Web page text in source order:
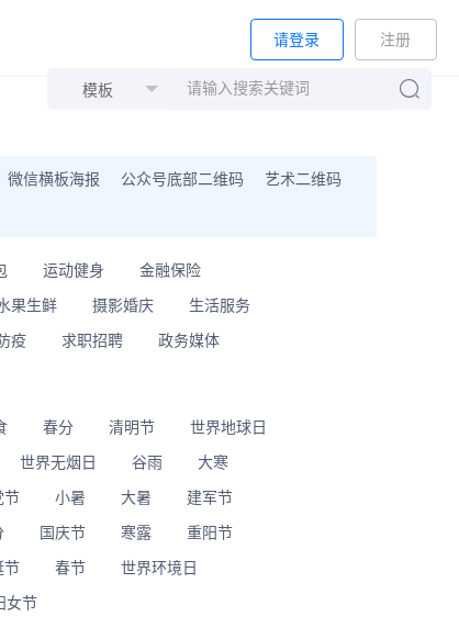
请登录 注册
微信横板海报 公众号底部二维码
艺术二维码
运动健身 金融保险
果生鲜 摄影婚庆 生活服务
疫 求职招聘 政务媒体
春分 清明节 世界地球日
世界无烟日 谷雨 大寒
节 小暑 大暑 建军节
国庆节 寒露 重阳节
节 春节 世界环境日
女节